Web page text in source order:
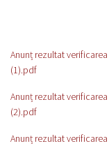
Anunț rezultat
(1).pdf
Anunț rezultat
(2).pdf
Anunț rezultat